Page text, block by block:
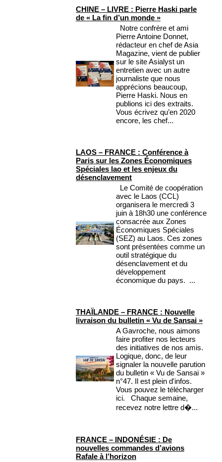
CHINE – LIVRE : Pierre Haski parle
de « La fin d’un monde »
Notre confrère et ami
Pierre Antoine Donnet,
rédacteur en chef de Asia
Magazine, vient de publier
sur le site Asialyst un
entretien avec un autre
journaliste que nous
apprécions beaucoup,
Pierre Haski. Nous en
publions ici des extraits.
Vous écrivez qu’en 2020
encore, les chef...
LAOS – FRANCE : Conférence à
Paris sur les Zones Économiques
Spéciales lao et les enjeux du
désenclavement
Le Comité de coopération
avec le Laos (CCL)
organisera le mercredi 3
juin à 18h30 une conférence
consacrée aux Zones
Économiques Spéciales
(SEZ) au Laos. Ces zones
sont présentées comme un
outil stratégique du
désenclavement et du
développement
économique du pays. ...
THAÏLANDE – FRANCE : Nouvelle
livraison du bulletin « Vu de Sansai »
A Gavroche, nous aimons
faire profiter nos lecteurs
des initiatives de nos amis.
Logique, donc, de leur
signaler la nouvelle parution
du bulletin « Vu de Sansai »
n°47. Il est plein d'infos.
Vous pouvez le télécharger
ici. Chaque semaine,
recevez notre lettre d�...
FRANCE – INDONÉSIE : De
nouvelles commandes d’avions
Rafale à l’horizon